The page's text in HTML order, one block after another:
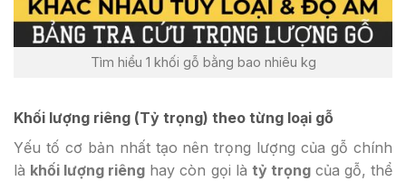
Tìm hiểu 1 khối gỗ bằng bao nhiêu kg
Khối lượng riêng (Tỷ trọng) theo từng loại gỗ
Yếu tố cơ bản nhất tạo nên trọng lượng của gỗ chính
là khối lượng riêng hay còn gọi là tỷ trọngcủa gỗ, thể